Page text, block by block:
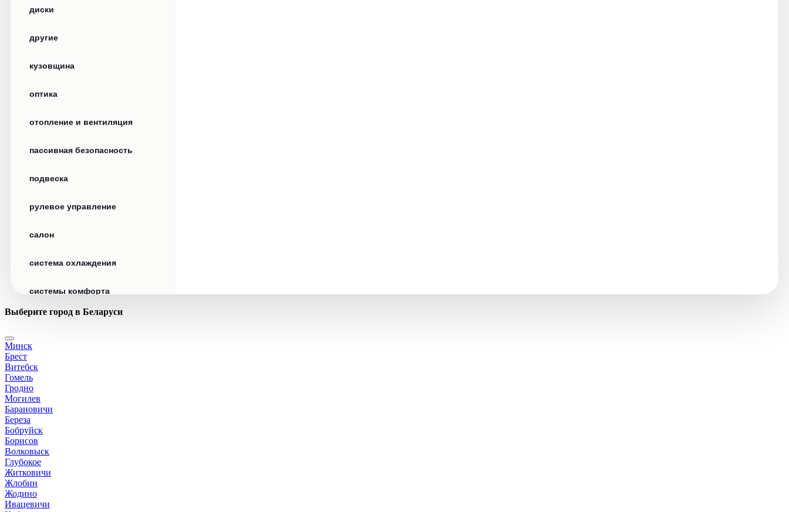
диски
другие
кузовщина
оптика
отопление и вентиляция
пассивная безопасность
подвеска
рулевое управление
салон
система охлаждения
системы комфорта
стекла
стеклоочистители
топливная система
тормозная система
трансмиссия
электрика
Выберите город в Беларуси
Минск
Брест
Витебск
Гомель
Гродно
Могилев
Барановичи
Береза
Бобруйск
Борисов
Волковыск
Глубокое
Житковичи
Жлобин
Жодино
Ивацевичи